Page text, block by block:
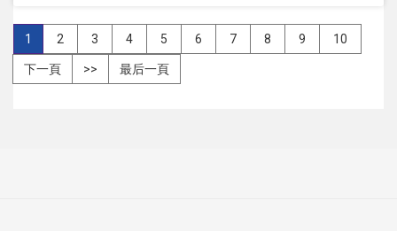
1 2 3 4 5 6 7 8 9 10
下一頁 >> 最后一頁